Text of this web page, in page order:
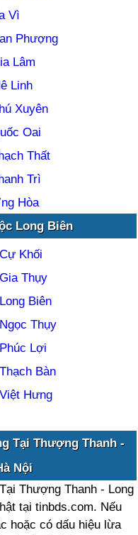
Vì
Phượng
Lâm
Linh
Xuyên
Oai
Thất
Trì
Hòa
Long Biên
Khối
Thụy
Biên
Thụy
Lợi
Bàn
Hưng
Tại Thượng Thanh -
Nội
Thượng Thanh - Long
tại tinbds.com. Nếu
hoặc có dấu hiệu lừa